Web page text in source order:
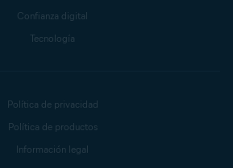
Confianza digital
Tecnología
Política de privacidad
Política de productos
Información legal